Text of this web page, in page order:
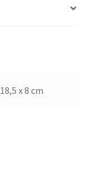
18,5 x 8 cm